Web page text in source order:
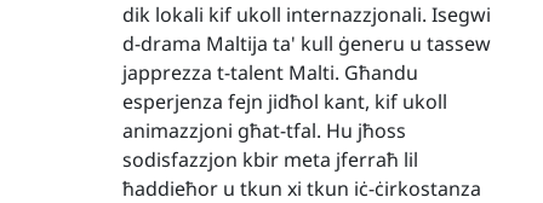
dik lokali kif ukoll internazzjonali. Isegwi
d-drama Maltija ta' kull ġeneru u tassew
japprezza t-talent Malti. Għandu
esperjenza fejn jidħol kant, kif ukoll
animazzjoni għat-tfal. Hu jħoss
sodisfazzjon kbir meta jferraħ lil
ħaddieħor u tkun xi tkun iċ-ċirkostanza